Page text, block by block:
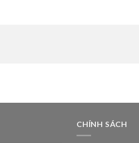
CHÍNH SÁCH